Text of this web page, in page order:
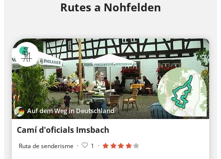
Rutes a Nohfelden
Auf dem Weg in Deutschland
Camí d'oficials Imsbach
Ruta de senderisme · 1 ·